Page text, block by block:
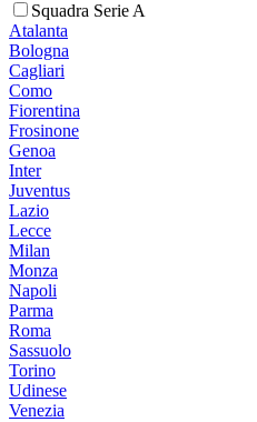
Squadra Serie A
Atalanta
Bologna
Cagliari
Como
Fiorentina
Frosinone
Genoa
Inter
Juventus
Lazio
Lecce
Milan
Monza
Napoli
Parma
Roma
Sassuolo
Torino
Udinese
Venezia